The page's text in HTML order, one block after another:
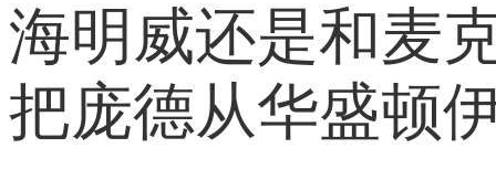
海明威还是和麦
把庞德从华盛顿